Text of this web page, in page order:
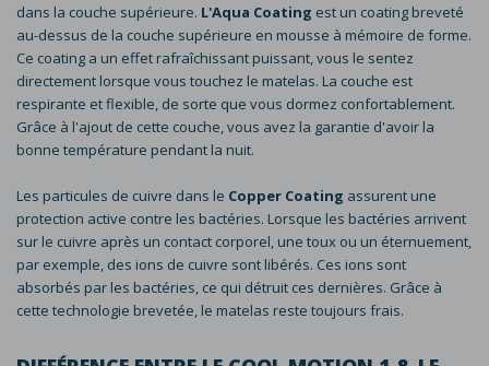
dans la couche supérieure. L'Aqua Coating est un coating breveté
au-dessus de la couche supérieure en mousse à mémoire de forme.
Ce coating a un effet rafraîchissant puissant, vous le sentez
directement lorsque vous touchez le matelas. La couche est
respirante et flexible, de sorte que vous dormez confortablement.
Grâce à l'ajout de cette couche, vous avez la garantie d'avoir la
bonne température pendant la nuit.
Les particules de cuivre dans le Copper Coating assurent une
protection active contre les bactéries. Lorsque les bactéries arrivent
sur le cuivre après un contact corporel, une toux ou un éternuement,
par exemple, des ions de cuivre sont libérés. Ces ions sont
absorbés par les bactéries, ce qui détruit ces dernières. Grâce à
cette technologie brevetée, le matelas reste toujours frais.